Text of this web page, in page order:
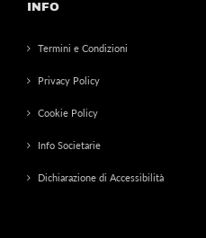
INFO
Termini e Condizioni
Privacy Policy
Cookie Policy
Info Societarie
Dichiarazione di Accessibilità